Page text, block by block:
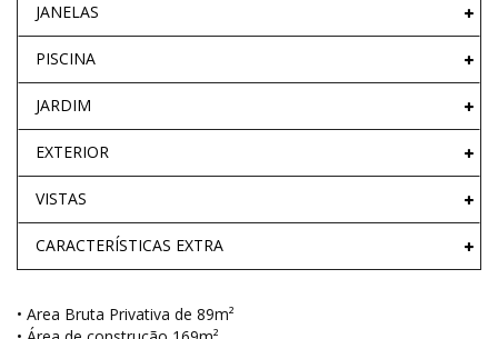
JANELAS
PISCINA
JARDIM
EXTERIOR
VISTAS
CARACTERÍSTICAS EXTRA
• Area Bruta Privativa de 89m²